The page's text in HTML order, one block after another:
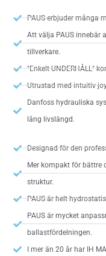
PAUS erbjuder många
Att välja PAUS innebär
tillverkare.
"Enkelt UNDERHÅLL"
Utrustad med intuitiv
Danfoss hydrauliska
lång livslängd.
Designad för den
Mer kompakt för bättre
struktur.
PAUS är helt
PAUS är mycket
ballastfördelningen.
I mer än 20 år har IH